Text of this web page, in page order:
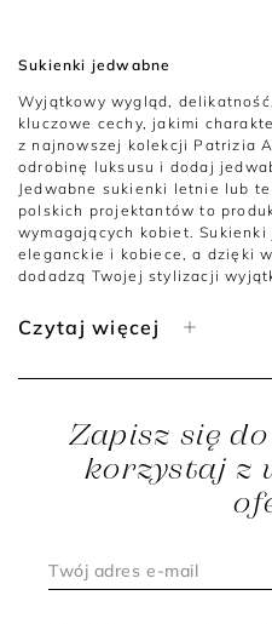
Sukienki jedwabne
Wyjątkowy wygląd,
kluczowe cechy, jakimi
z najnowszej kolekcji Patrizia
odrobinę luksusu i dodaj
Jedwabne sukienki letnie lub
polskich projektantów to
wymagających kobiet.
eleganckie i kobiece, a dzięki
dodadzą Twojej stylizacji
Narodzenie lub dowolną inną
Patrizia Aryton - zasługujesz
na jakie okazje?
Sukienka jedwabna Patrizia
niepowtarzalnego w Twojej
jedwabiu poczujesz się
ważne dla Ciebie imprezy
Czytaj więcej
Zapisz się
korzystaj z